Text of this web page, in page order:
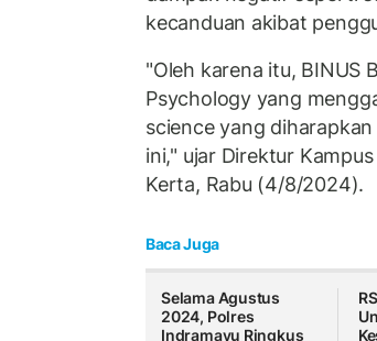
kecanduan akibat
"Oleh karena itu, BINUS
Psychology yang
science yang
ini," ujar Direktur
Kerta, Rabu (4/8/2024).
Baca Juga
Selama Agustus
2024, Polres
Indramayu Ringkus